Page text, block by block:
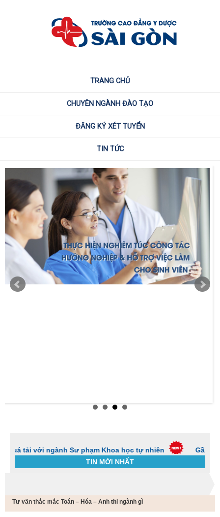
TRANG CHỦ
CHUYÊN NGÀNH ĐÀO TẠO
ĐĂNG KÝ XÉT TUYỂN
TIN TỨC
ngành Sư phạm Khoa học tự nhiên
Gần 14.000 thí
TIN MỚI NHẤT
Tư vấn thắc mắc Toán – Hóa – Anh thi ngành gì